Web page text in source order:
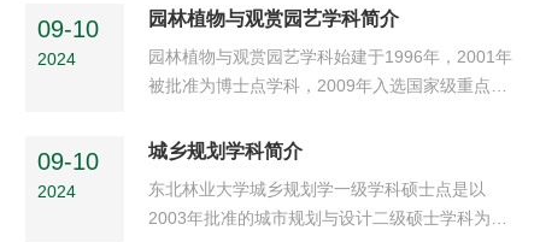
园林专业学位分为风景园林规划与设计、寒地园
林观赏植物种质资源收...
首批风景园林学博士点，国家林草局重点学科、
特色学科。在2016年国务院学位办全国一级学科
评估中风景园林学获得B+档位。对应的风景园林
中获得B档位。对应风景园林和园林两个国家级一
流专业。科研平台...
09-10
2024
园林植物与观赏园艺学科简介
园林植物与观赏园艺学科始建于1996年，2001年
被批准为博士点学科，2009年入选国家级重点学
人，其中教授9人，副教授10人，云集了我国在
研究等领域最优秀的教学、科研人才。现拥有寒
区园林植物种质资源开发与景观生态修复省级重
09-10
2024
城乡规划学科简介
​东北林业大学城乡规划学一级学科硕士点是以
2003年批准的城市规划与设计二级硕士学科为基